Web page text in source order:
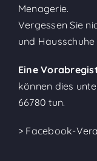
Menagerie.
Vergessen Sie
und
Eine
können dies
66780 tun.
> Facebook-